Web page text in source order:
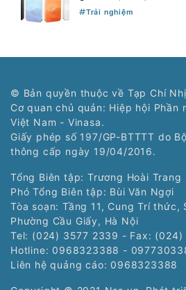
Trải nghiệm
© Bản quyền thuộc về Tạp Chí
Cơ quan chủ quản: Hiệp hội Phần
Việt Nam - Vinasa.
Giấy phép số 197/GP-BTTTT do
thông cấp ngày 19/04/2016.
Tổng Biên tập: Trương Hoài Trang
Phó Tổng Biên tập: Bùi Văn Ngợi
Tòa soạn: Tầng 11, Cung Trí thức,
Phường Cầu Giấy, Hà Nội
Tel: (024) 3577 2339 - Fax: (024)
Hotline: 0968323388 -
Liên hệ quảng cáo: 0968323388